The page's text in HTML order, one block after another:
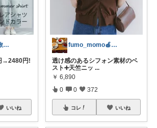
世界90カ国🌏️旅人OL✈️
→2480円!
いいね
fumo_momo🍎いつもありがとう
透け感のあるシフォン素材のベ
スト➕天竺ニッ ...
￥ 6,890
0 0 372
コレ いいね